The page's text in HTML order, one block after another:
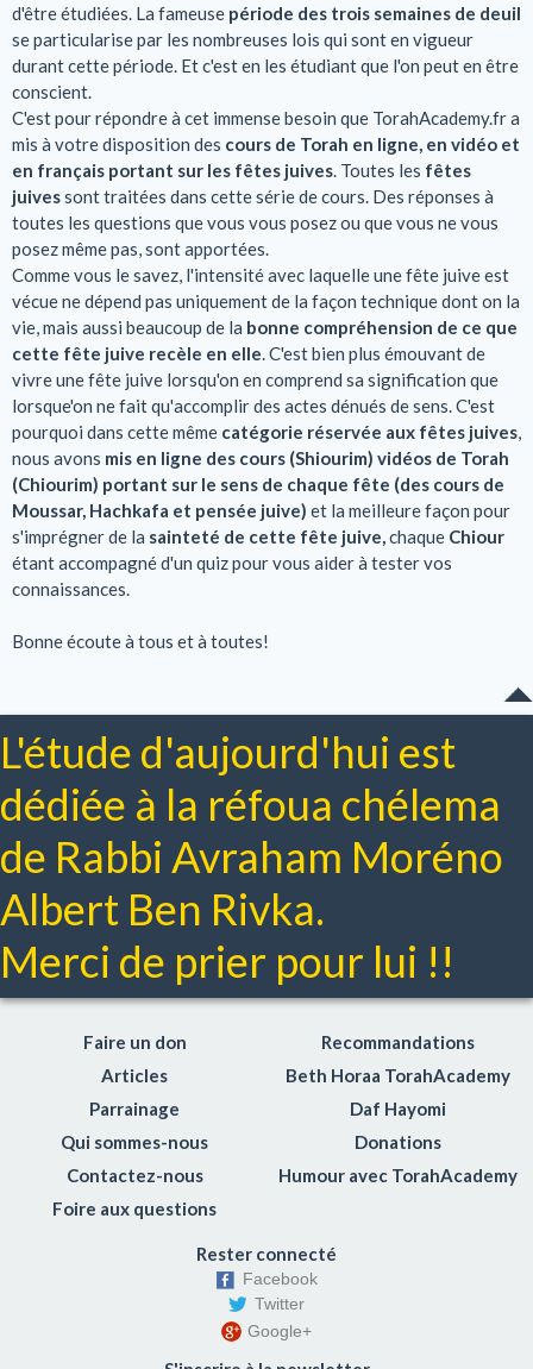
d'être étudiées. La fameuse période des trois semaines de deuil
se particularise par les nombreuses lois qui sont en vigueur
durant cette période. Et c'est en les étudiant que l'on peut en être
conscient.
C'est pour répondre à cet immense besoin que TorahAcademy.fr a
mis à votre disposition des cours de Torah en ligne, en vidéo et
en français portant sur les fêtes juives. Toutes les fêtes
juivessont traitées dans cette série de cours. Des réponses à
toutes les questions que vous vous posez ou que vous ne vous
posez même pas, sont apportées.
Comme vous le savez, l'intensité avec laquelle une fête juive est
vécue ne dépend pas uniquement de la façon technique dont on la
vie, mais aussi beaucoup de la bonne compréhension de ce que
cette fête juive recèle en elle. C'est bien plus émouvant de
vivre une fête juive lorsqu'on en comprend sa signification que
lorsque'on ne fait qu'accomplir des actes dénués de sens. C'est
pourquoi dans cette même catégorie réservée aux fêtes juives,
nous avons mis en ligne des cours (Shiourim) vidéos de Torah
(Chiourim) portant sur le sens de chaque fête (des cours de
Moussar, Hachkafa et pensée juive) et la meilleure façon pour
s'imprégner de la sainteté de cette fête juive,chaque Chiour
étant accompagné d'un quiz pour vous aider à tester vos
connaissances.
Bonne écoute à tous et à toutes!
L'étude d'aujourd'hui est
dédiée à la réfoua chélema
de Rabbi Avraham Moréno
Albert Ben Rivka.
Merci de prier pour lui !!
Faire un don
Articles
Parrainage
Qui sommes-nous
Contactez-nous
Foire aux questions
Recommandations
Beth Horaa TorahAcademy
Daf Hayomi
Donations
Humour avec TorahAcademy
Rester connecté
Facebook
Twitter
Google+